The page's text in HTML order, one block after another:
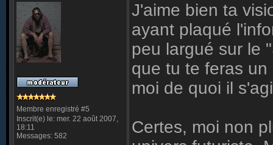
Membre enregistré #5
Inscrit(e) le: mer. 22 août 2007,
18:11
Messages: 582
J'aime bien ta
ayant plaqué
peu largué sur le
que tu te feras
moi de quoi il
Certes, moi non